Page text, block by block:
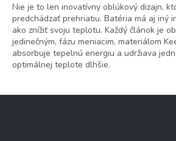
Nie je to len inovatívny oblúkový dizajn,
predchádzať prehriatiu. Batéria má aj iný
ako znížiť svoju teplotu. Každý článok je
jedinečným, fázu meniacim, materiálom
absorbuje tepelnú energiu a udržiava
optimálnej teplote dlhšie.